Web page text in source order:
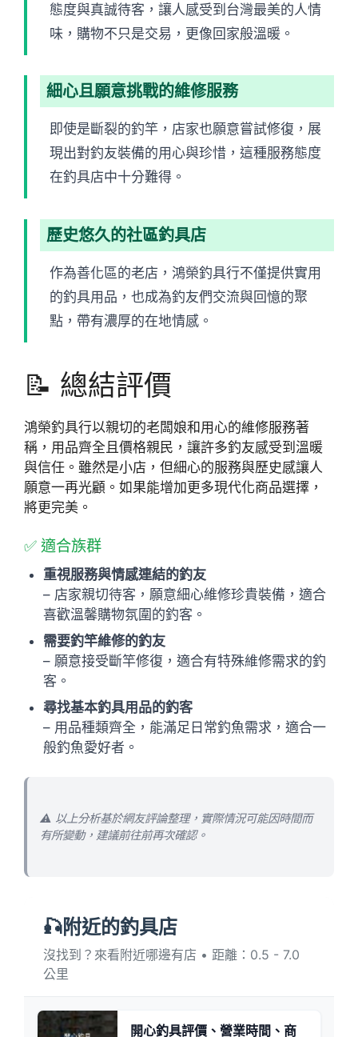
態度與真誠待客，讓人感受到台灣最美的人情
味，購物不只是交易，更像回家般溫暖。
細心且願意挑戰的維修服務
即使是斷裂的釣竿，店家也願意嘗試修復，展
現出對釣友裝備的用心與珍惜，這種服務態度
在釣具店中十分難得。
歷史悠久的社區釣具店
作為善化區的老店，鴻榮釣具行不僅提供實用
的釣具用品，也成為釣友們交流與回憶的聚
點，帶有濃厚的在地情感。
📝 總結評價
鴻榮釣具行以親切的老闆娘和用心的維修服務著
稱，用品齊全且價格親民，讓許多釣友感受到溫暖
與信任。雖然是小店，但細心的服務與歷史感讓人
願意一再光顧。如果能增加更多現代化商品選擇，
將更完美。
✅ 適合族群
重視服務與情感連結的釣友
– 店家親切待客，願意細心維修珍貴裝備，適合
喜歡溫馨購物氛圍的釣客。
需要釣竿維修的釣友
– 願意接受斷竿修復，適合有特殊維修需求的釣
客。
尋找基本釣具用品的釣客
– 用品種類齊全，能滿足日常釣魚需求，適合一
般釣魚愛好者。
⚠️ 以上分析基於網友評論整理，實際情況可能因時間而
有所變動，建議前往前再次確認。
🎣附近的釣具店
沒找到？來看附近哪邊有店 • 距離：0.5 - 7.0
公里
開心釣具評價、營業時間、商